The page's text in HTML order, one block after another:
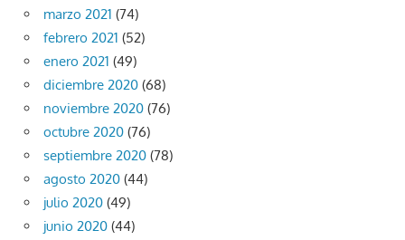
marzo 2021 (74)
febrero 2021 (52)
enero 2021 (49)
diciembre 2020 (68)
noviembre 2020 (76)
octubre 2020 (76)
septiembre 2020 (78)
agosto 2020 (44)
julio 2020 (49)
junio 2020 (44)